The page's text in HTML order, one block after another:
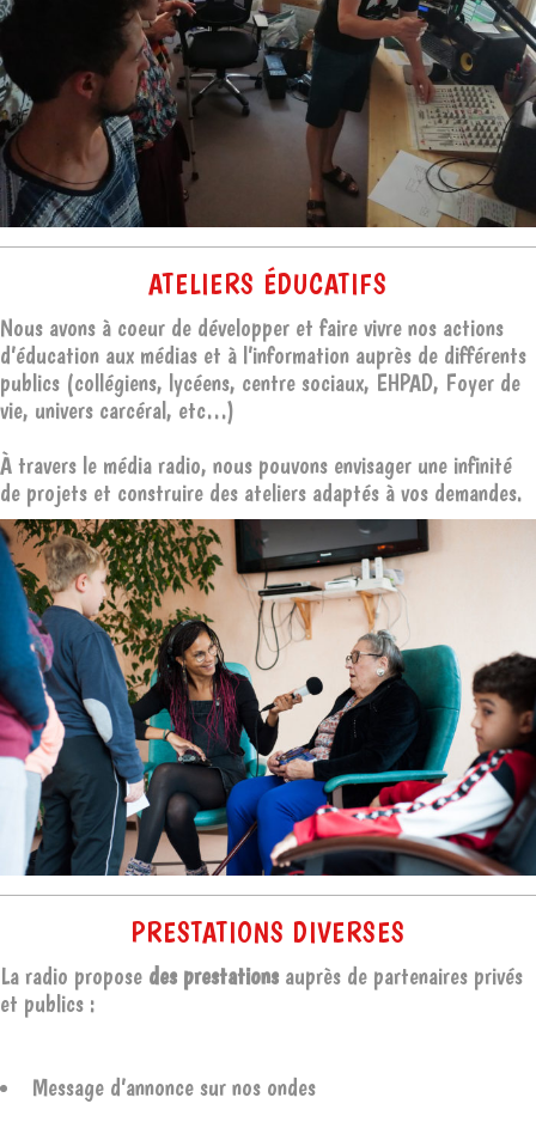
ATELIERS ÉDUCATIFS
Nous avons à coeur de développer et faire vivre nos actions
d’éducation aux médias et à l’information auprès de différents
publics (collégiens, lycéens, centre sociaux, EHPAD, Foyer de
vie, univers carcéral, etc…)
À travers le média radio, nous pouvons envisager une infinité
de projets et construire des ateliers adaptés à vos demandes.
PRESTATIONS DIVERSES
La radio propose des prestations auprès de partenaires privés
et publics :
Message d’annonce sur nos ondes